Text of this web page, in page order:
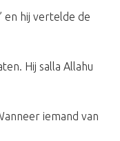
en hij vertelde de
Hij salla Allahu
iemand van